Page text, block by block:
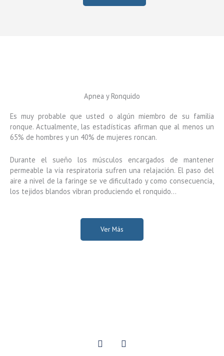
Apnea y Ronquido
Es muy probable que usted o algún miembro de su familia
ronque. Actualmente, las estadísticas afirman que al menos un
65% de hombres y un 40% de mujeres roncan.
Durante el sueño los músculos encargados de mantener
permeable la vía respiratoria sufren una relajación. El paso del
aire a nivel de la faringe se ve dificultado y como consecuencia,
los tejidos blandos vibran produciendo el ronquido…
Ver Más
a
c
n
s